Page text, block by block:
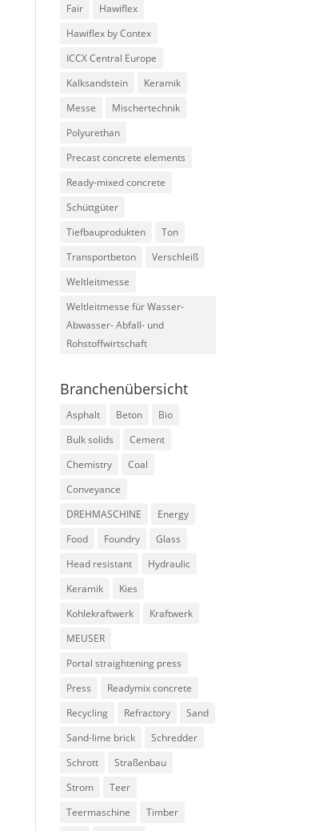
Fair
Hawiflex
Hawiflex by Contex
ICCX Central Europe
Kalksandstein
Keramik
Messe
Mischertechnik
Polyurethan
Precast concrete elements
Ready-mixed concrete
Schüttgüter
Tiefbauprodukten
Ton
Transportbeton
Verschleiß
Weltleitmesse
Weltleitmesse für Wasser-
Abwasser- Abfall- und
Rohstoffwirtschaft
Branchenübersicht
Asphalt Beton
Bio
Bulk solids
Cement
Chemistry
Coal
Conveyance
DREHMASCHINE
Energy
Food
Foundry
Glass
Head resistant
Hydraulic
Keramik
Kies
Kohlekraftwerk
Kraftwerk
MEUSER
Portal straightening press
Press
Readymix concrete
Recycling
Refractory
Sand
Sand-lime brick
Schredder
Schrott
Straßenbau
Strom
Teer
Teermaschine
Timber